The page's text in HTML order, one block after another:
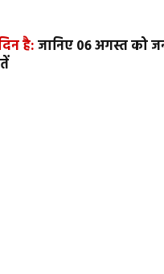
है:जानिए 06 अगस्त को